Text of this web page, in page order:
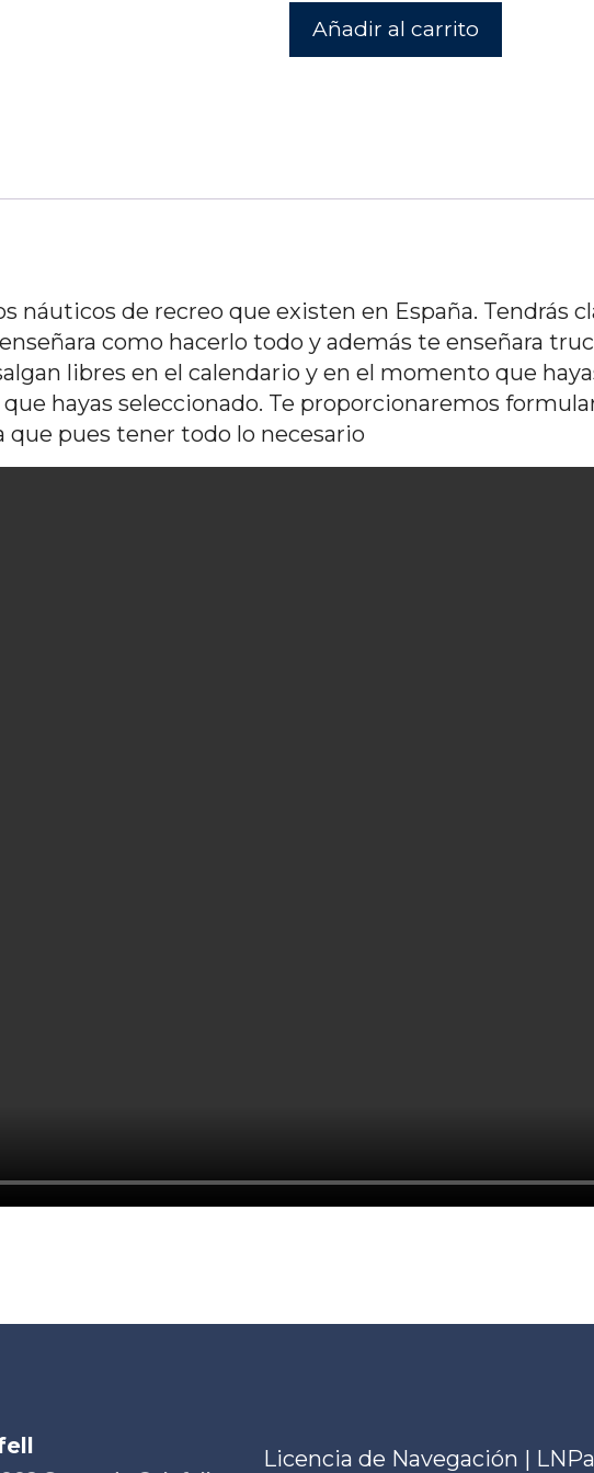
Clase
Añadir al carrito
náuticos de recreo que existen en España. Tendrás
como hacerlo todo y además te enseñara
libres en el calendario y en el momento que
hayas seleccionado. Te proporcionaremos
que pues tener todo lo necesario
Licencia de Navegación | LN